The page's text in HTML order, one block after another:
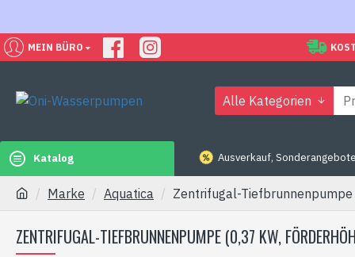
MEIN BÜRO
Alle Kategorien
Katalog Ausverkauf,
Marke Aquatica Zentrifugal-
ZENTRIFUGAL-TIEFBRUNNENPUMPE (0,37 KW,